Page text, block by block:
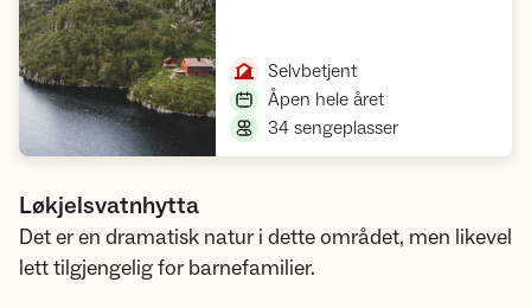
Selvbetjent,
Åpen hele året,
34 sengeplasser,
Løkjelsvatnhytta
Det er en dramatisk natur i dette området, men likevel
lett tilgjengelig for barnefamilier.